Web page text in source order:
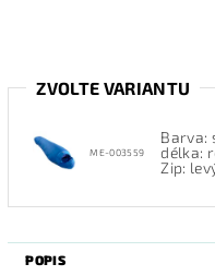
ZVOLTE VARIANTU
ME-003559
Barva:
délka:
Zip:
POPIS